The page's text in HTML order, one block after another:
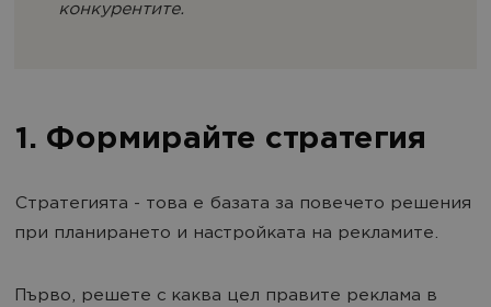
конкурентите.
1. Формирайте стратегия
Стратегията - това е базата за повечето решения
при планирането и настройката на рекламите.
Първо, решете с каква цел правите реклама в